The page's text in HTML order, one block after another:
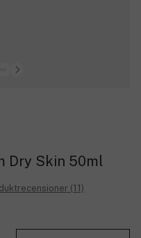
Dry Skin 50ml
(11)